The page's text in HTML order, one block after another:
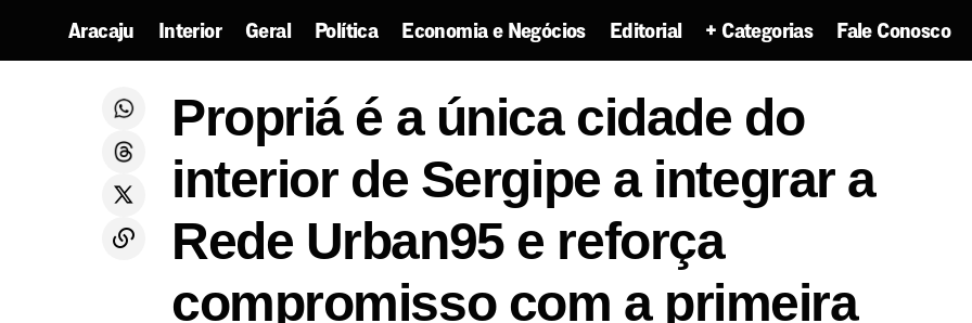
Aracaju Interior Geral Política Economia e Negócios Editorial + Categorias Fale Conosco
em São Cristóvão
Interior
reforça compromisso com a primeira infância
Propriá é a única cidade do
interior de Sergipe a integrar a
Rede Urban95 e reforça
compromisso com a primeira